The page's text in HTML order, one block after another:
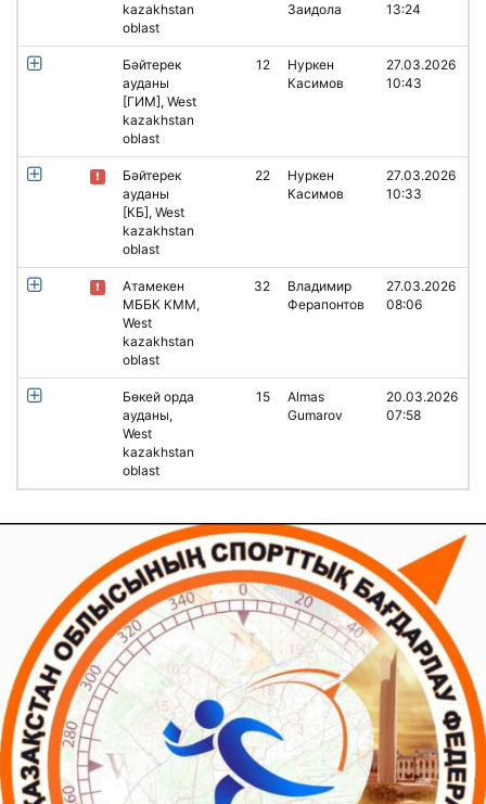
kazakhstan
oblast
Заидола
13:24
Бәйтерек
ауданы
[ГИМ], West
kazakhstan
oblast
12
Нуркен
Касимов
27.03.2026
10:43
Бәйтерек
ауданы
[КБ], West
kazakhstan
oblast
22
Нуркен
Касимов
27.03.2026
10:33
Атамекен
МББК КММ,
West
kazakhstan
oblast
32
Владимир
Ферапонтов
27.03.2026
08:06
Бөкей орда
ауданы,
West
kazakhstan
oblast
15
Almas
Gumarov
20.03.2026
07:58